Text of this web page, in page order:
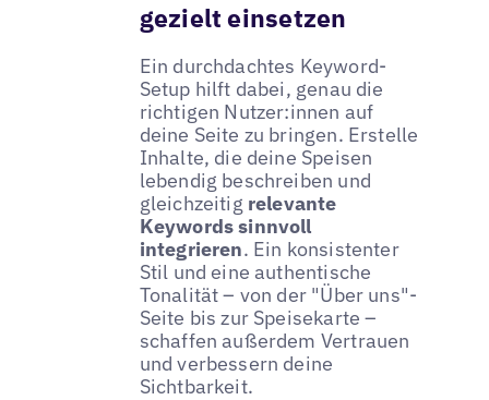
gezielt einsetzen
Ein durchdachtes Keyword-
Setup hilft dabei, genau die
richtigen Nutzer:innen auf
deine Seite zu bringen. Erstelle
Inhalte, die deine Speisen
lebendig beschreiben und
gleichzeitig relevante
Keywords sinnvoll
integrieren. Ein konsistenter
Stil und eine authentische
Tonalität – von der "Über uns"-
Seite bis zur Speisekarte –
schaffen außerdem Vertrauen
und verbessern deine
Sichtbarkeit.